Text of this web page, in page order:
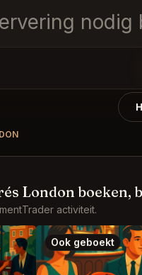
nodig
London boeken,
activiteit.
Ook geboekt